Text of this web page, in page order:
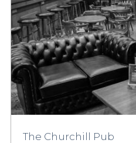
The Churchill Pub